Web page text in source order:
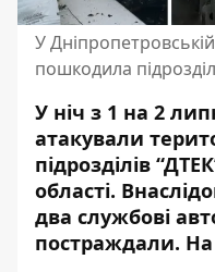
У
пошкодила
У ніч з 1 на 2
атакували
підрозділів
області.
два службові
постраждали.